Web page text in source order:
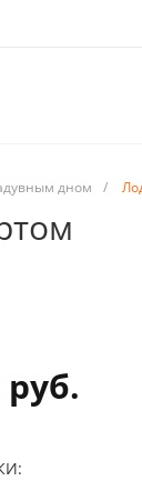
дном /
руб.